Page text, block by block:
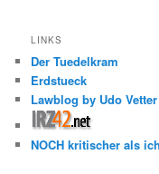
LINKS
Der Tuedelkram
Erdstueck
Lawblog by Udo Vetter
NOCH kritischer als ich